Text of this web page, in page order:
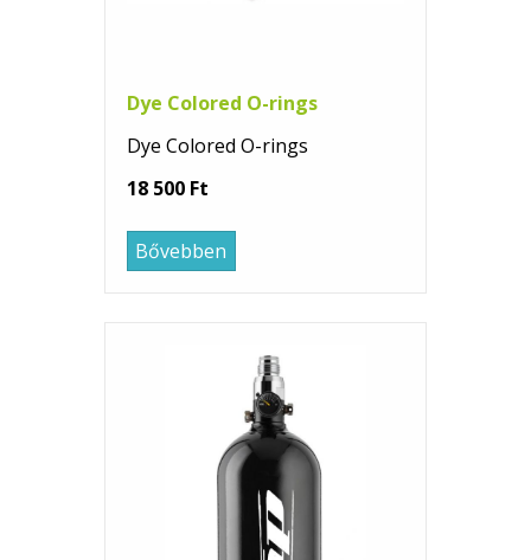
Dye Colored O-rings
Dye Colored O-rings
18 500 Ft
Bővebben